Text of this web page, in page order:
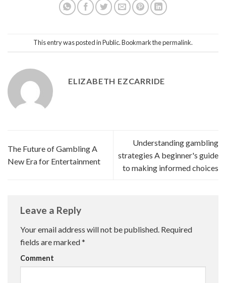
This entry was posted inPublic. Bookmark thepermalink.
ELIZABETH EZCARRIDE
The Future of Gambling A
New Era for Entertainment
Understanding gambling
strategies A beginner's guide
to making informed choices
Leave a Reply
Your email address will not be published. Required
fields are marked*
Comment